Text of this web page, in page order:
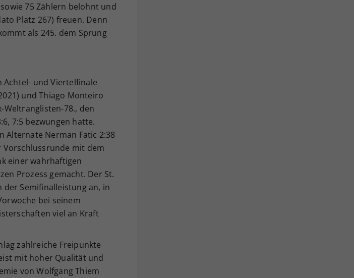
75 Zählern belohnt und
Platz 267) freuen. Denn
als 245. dem Sprung
und Viertelfinale
und Thiago Monteiro
Weltranglisten-78., den
7:5 bezwungen hatte.
Alternate Nerman Fatic 2:38
Vorschlussrunde mit dem
einer wahrhaftigen
Prozess gemacht. Der St.
Semifinalleistung an, in
bei seinem
viel an Kraft
zahlreiche Freipunkte
mit hoher Qualität und
von Wolfgang Thiem